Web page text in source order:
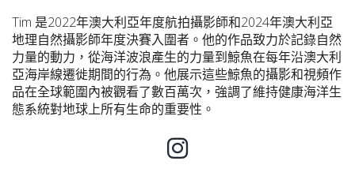
Tim 是2022年澳大利亞年度航拍攝影師和2024年澳大利亞
地理自然攝影師年度決賽入圍者。他的作品致力於記錄自然
力量的動力，從海洋波浪產生的力量到鯨魚在每年沿澳大利
亞海岸線遷徙期間的行為。他展示這些鯨魚的攝影和視頻作
品在全球範圍內被觀看了數百萬次，強調了維持健康海洋生
態系統對地球上所有生命的重要性。​